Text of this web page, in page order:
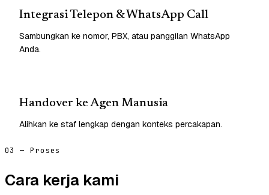
Integrasi Telepon & WhatsApp Call
Sambungkan ke nomor, PBX, atau panggilan WhatsApp
Anda.
Handover ke Agen Manusia
Alihkan ke staf lengkap dengan konteks percakapan.
03 — Proses
Cara kerja kami